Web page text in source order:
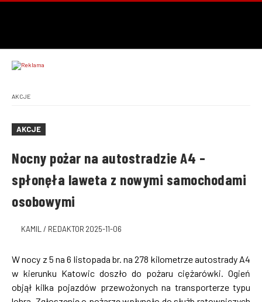
AKCJE
AKCJE
Nocny pożar na autostradzie A4 –
spłonęła laweta z nowymi samochodami
osobowymi
KAMIL / REDAKTOR 2025-11-06
W nocy z 5 na 6 listopada br. na 278 kilometrze autostrady A4
w kierunku Katowic doszło do pożaru ciężarówki. Ogień
objął kilka pojazdów przewożonych na transporterze typu